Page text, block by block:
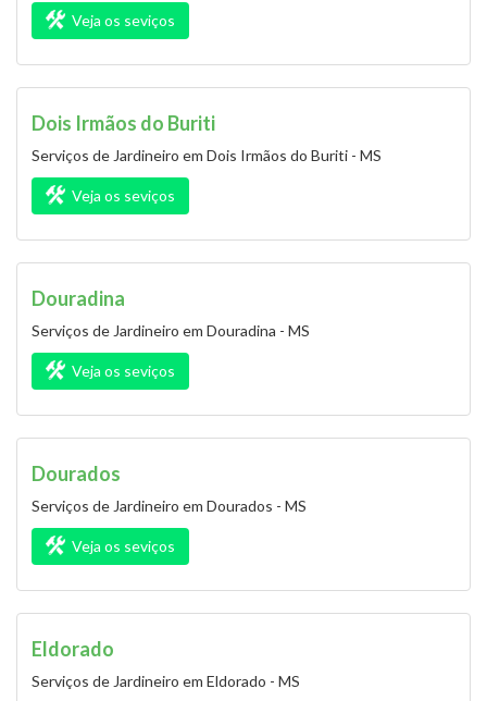
Veja os seviços
Dois Irmãos do Buriti
Serviços de Jardineiro em Dois Irmãos do Buriti - MS
Veja os seviços
Douradina
Serviços de Jardineiro em Douradina - MS
Veja os seviços
Dourados
Serviços de Jardineiro em Dourados - MS
Veja os seviços
Eldorado
Serviços de Jardineiro em Eldorado - MS